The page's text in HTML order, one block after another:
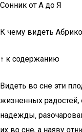
Сонник от А до Я
К чему видеть
↑ к содержанию
Видеть во сне эти
жизненных
надежды,
их во сне, а наяву